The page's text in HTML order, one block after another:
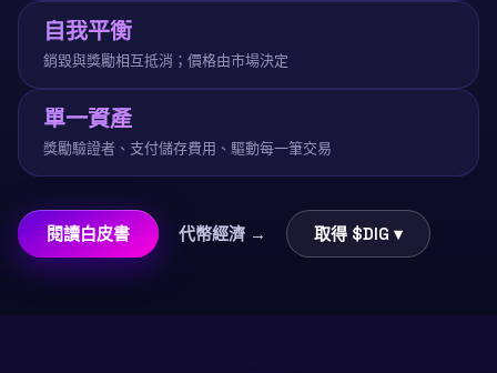
自我平衡
銷毀與獎勵相互抵消；價格由市場決定
單一資產
獎勵驗證者、支付儲存費用、驅動每一筆交易
閱讀白皮書 代幣經濟 → 取得 $DIG ▾